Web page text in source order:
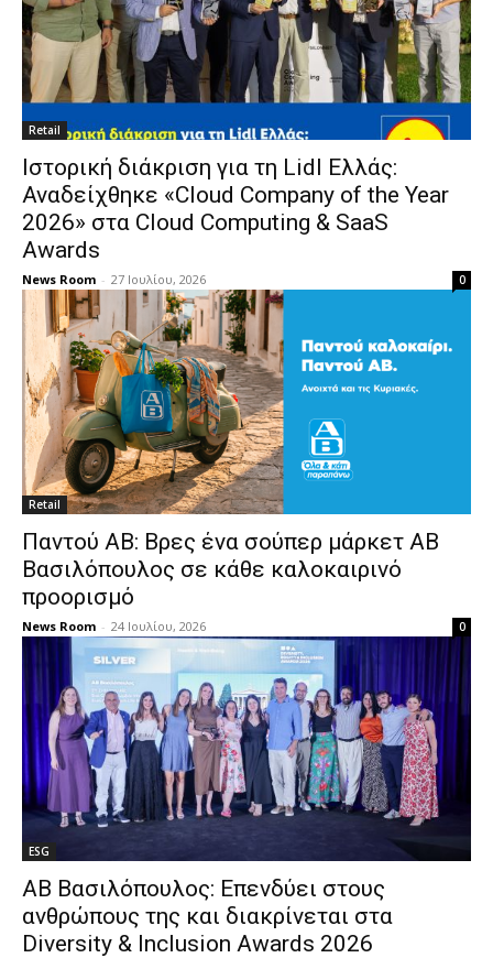
Retail
Ιστορική διάκριση για τη Lidl Ελλάς:
Αναδείχθηκε «Cloud Company of the Year
2026» στα Cloud Computing & SaaS
Awards
News Room - 27 Ιουλίου, 2026 0
Retail
Παντού ΑΒ: Βρες ένα σούπερ μάρκετ ΑΒ
Βασιλόπουλος σε κάθε καλοκαιρινό
προορισμό
News Room - 24 Ιουλίου, 2026 0
ESG
ΑΒ Βασιλόπουλος: Επενδύει στους
ανθρώπους της και διακρίνεται στα
Diversity & Inclusion Awards 2026